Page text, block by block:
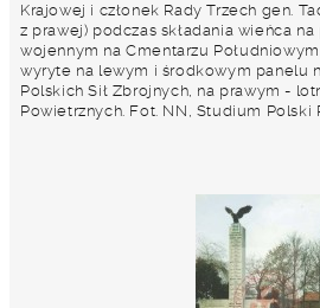
Krajowej i członek Rady Trzech gen.
z prawej) podczas składania wieńca
wojennym na Cmentarzu
wyryte na lewym i środkowym panelu
Polskich Sił Zbrojnych, na prawym -
Powietrznych. Fot. NN, Studium